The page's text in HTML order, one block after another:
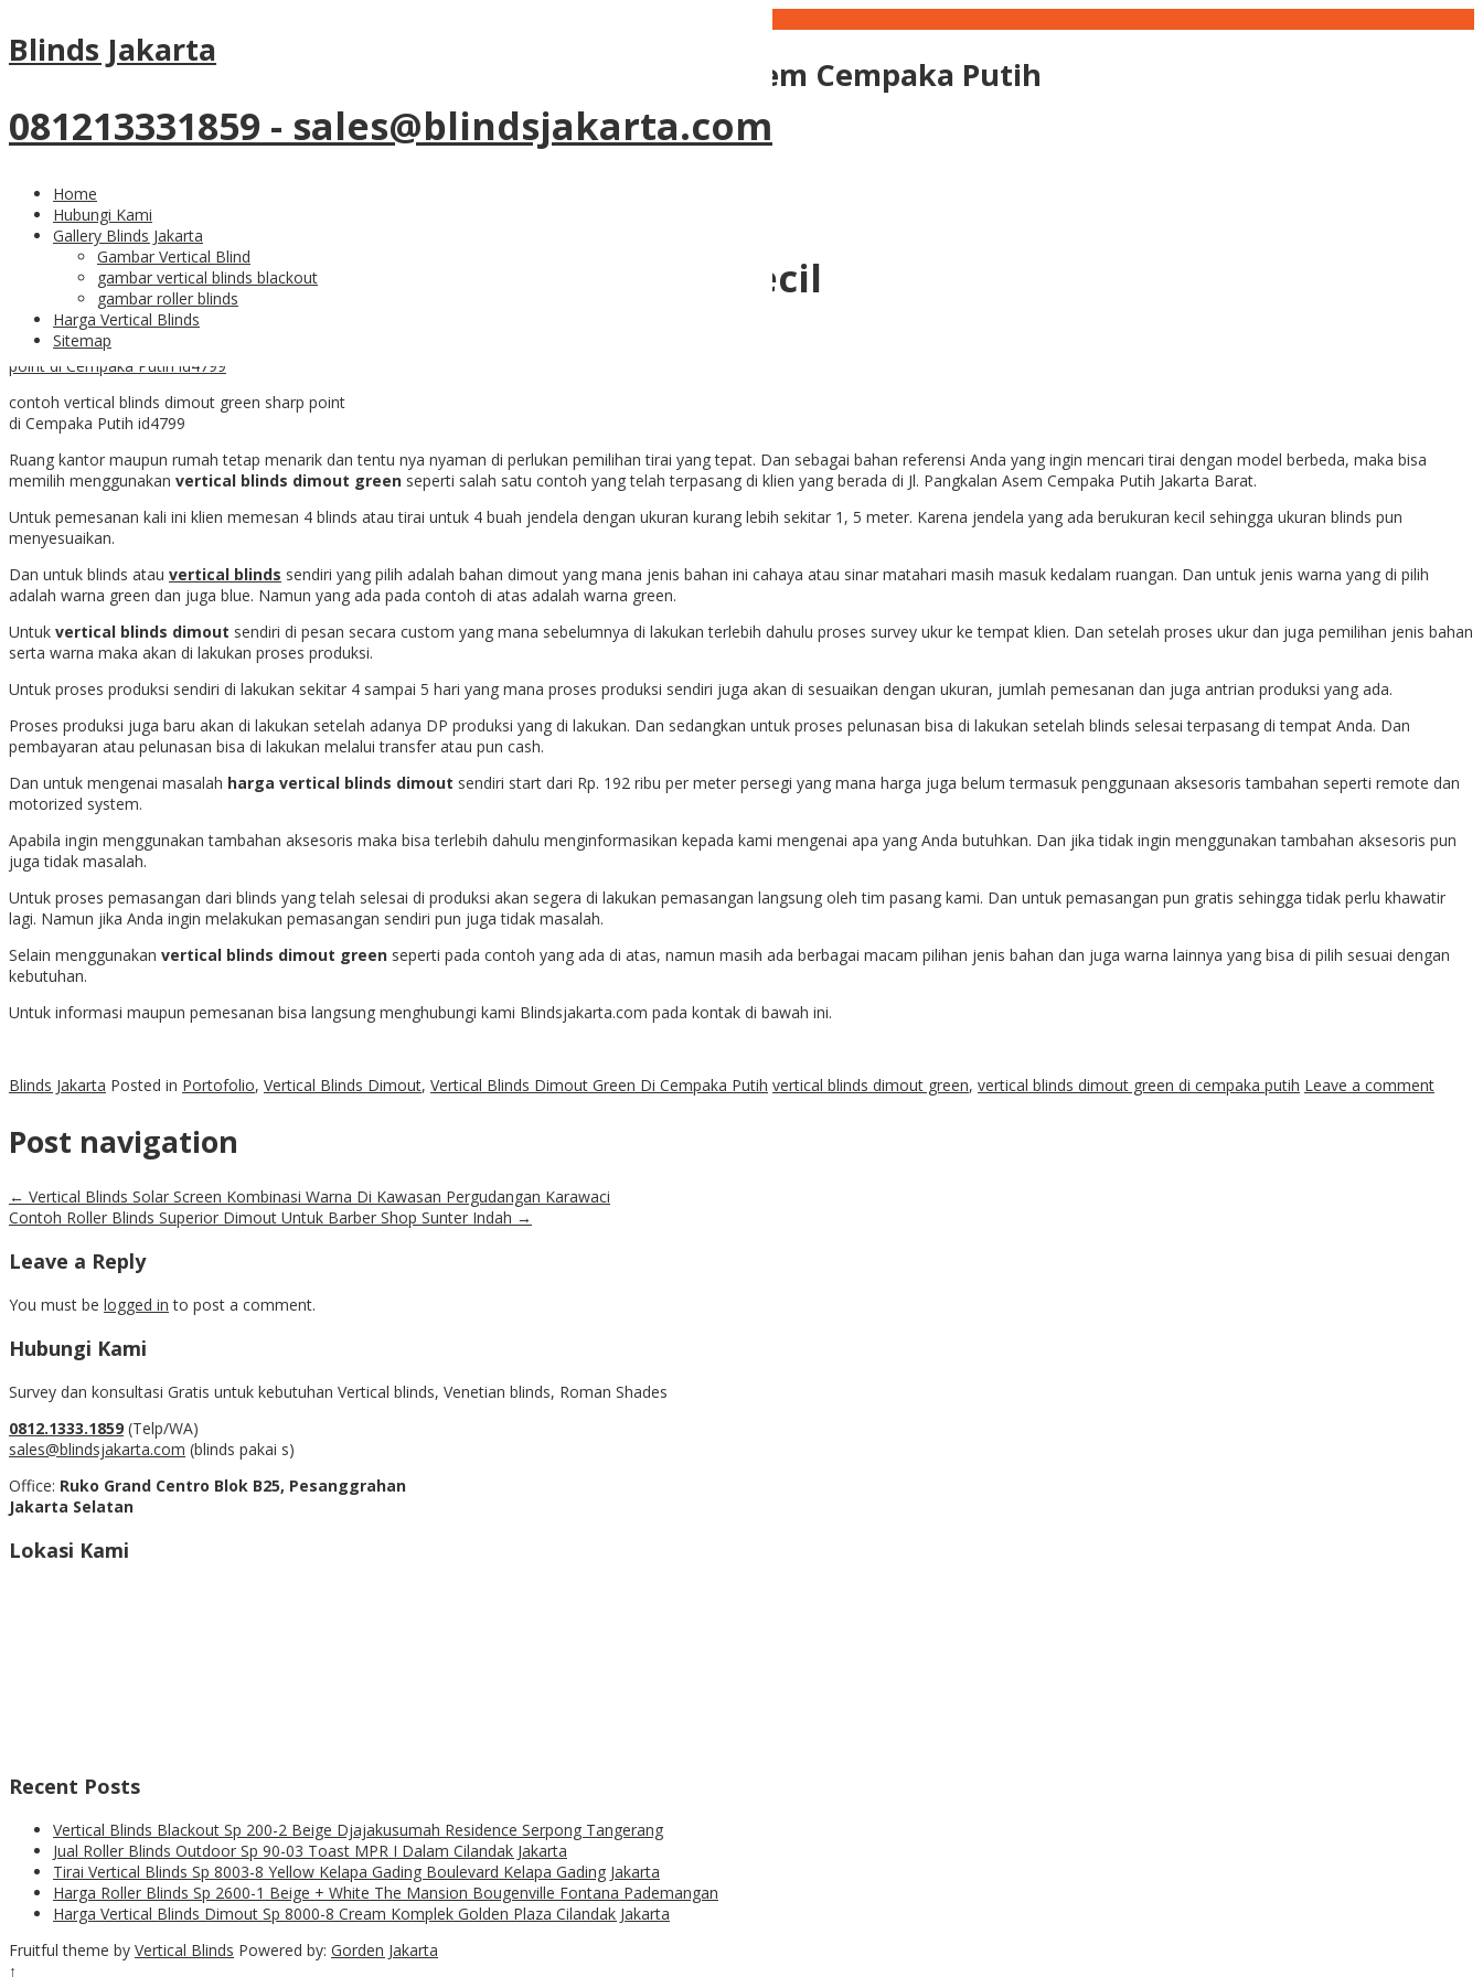
Blinds Jakarta
081213331859 - sales@blindsjakarta.com
Home
Hubungi Kami
Gallery Blinds Jakarta
Gambar Vertical Blind
gambar vertical blinds blackout
gambar roller blinds
Harga Vertical Blinds
Sitemap
Contoh Vertical Blinds Dimout Green Pangkalan Asem Cempaka Putih
pilih beragam warna vertical blinds dimout sesuai kebutuhan
Vertical Blinds Dimout Green Jendela Kecil
contoh vertical blinds dimout green sharp point
di Cempaka Putih id4799
Ruang kantor maupun rumah tetap menarik dan tentu nya nyaman di perlukan pemilihan tirai yang tepat. Dan sebagai bahan referensi Anda yang ingin mencari tirai dengan model berbeda, maka bisa
memilih menggunakan vertical blinds dimout green seperti salah satu contoh yang telah terpasang di klien yang berada di Jl. Pangkalan Asem Cempaka Putih Jakarta Barat.
Untuk pemesanan kali ini klien memesan 4 blinds atau tirai untuk 4 buah jendela dengan ukuran kurang lebih sekitar 1, 5 meter. Karena jendela yang ada berukuran kecil sehingga ukuran blinds pun
menyesuaikan.
Dan untuk blinds atau vertical blinds sendiri yang pilih adalah bahan dimout yang mana jenis bahan ini cahaya atau sinar matahari masih masuk kedalam ruangan. Dan untuk jenis warna yang di pilih
adalah warna green dan juga blue. Namun yang ada pada contoh di atas adalah warna green.
Untuk vertical blinds dimout sendiri di pesan secara custom yang mana sebelumnya di lakukan terlebih dahulu proses survey ukur ke tempat klien. Dan setelah proses ukur dan juga pemilihan jenis bahan
serta warna maka akan di lakukan proses produksi.
Untuk proses produksi sendiri di lakukan sekitar 4 sampai 5 hari yang mana proses produksi sendiri juga akan di sesuaikan dengan ukuran, jumlah pemesanan dan juga antrian produksi yang ada.
Proses produksi juga baru akan di lakukan setelah adanya DP produksi yang di lakukan. Dan sedangkan untuk proses pelunasan bisa di lakukan setelah blinds selesai terpasang di tempat Anda. Dan
pembayaran atau pelunasan bisa di lakukan melalui transfer atau pun cash.
Dan untuk mengenai masalah harga vertical blinds dimout sendiri start dari Rp. 192 ribu per meter persegi yang mana harga juga belum termasuk penggunaan aksesoris tambahan seperti remote dan
motorized system.
Apabila ingin menggunakan tambahan aksesoris maka bisa terlebih dahulu menginformasikan kepada kami mengenai apa yang Anda butuhkan. Dan jika tidak ingin menggunakan tambahan aksesoris pun
juga tidak masalah.
Untuk proses pemasangan dari blinds yang telah selesai di produksi akan segera di lakukan pemasangan langsung oleh tim pasang kami. Dan untuk pemasangan pun gratis sehingga tidak perlu khawatir
lagi. Namun jika Anda ingin melakukan pemasangan sendiri pun juga tidak masalah.
Selain menggunakan vertical blinds dimout green seperti pada contoh yang ada di atas, namun masih ada berbagai macam pilihan jenis bahan dan juga warna lainnya yang bisa di pilih sesuai dengan
kebutuhan.
Untuk informasi maupun pemesanan bisa langsung menghubungi kami Blindsjakarta.com pada kontak di bawah ini.
Blinds Jakarta Posted in Portofolio, Vertical Blinds Dimout, Vertical Blinds Dimout Green Di Cempaka Putih vertical blinds dimout green, vertical blinds dimout green di cempaka putih Leave a comment
Post navigation
← Vertical Blinds Solar Screen Kombinasi Warna Di Kawasan Pergudangan Karawaci
Contoh Roller Blinds Superior Dimout Untuk Barber Shop Sunter Indah →
Leave a Reply
You must be logged in to post a comment.
Hubungi Kami
Survey dan konsultasi Gratis untuk kebutuhan Vertical blinds, Venetian blinds, Roman Shades
0812.1333.1859 (Telp/WA)
sales@blindsjakarta.com (blinds pakai s)
Office: Ruko Grand Centro Blok B25, Pesanggrahan
Jakarta Selatan
Lokasi Kami
Recent Posts
Vertical Blinds Blackout Sp 200-2 Beige Djajakusumah Residence Serpong Tangerang
Jual Roller Blinds Outdoor Sp 90-03 Toast MPR I Dalam Cilandak Jakarta
Tirai Vertical Blinds Sp 8003-8 Yellow Kelapa Gading Boulevard Kelapa Gading Jakarta
Harga Roller Blinds Sp 2600-1 Beige + White The Mansion Bougenville Fontana Pademangan
Harga Vertical Blinds Dimout Sp 8000-8 Cream Komplek Golden Plaza Cilandak Jakarta
Fruitful theme by Vertical Blinds Powered by: Gorden Jakarta
↑